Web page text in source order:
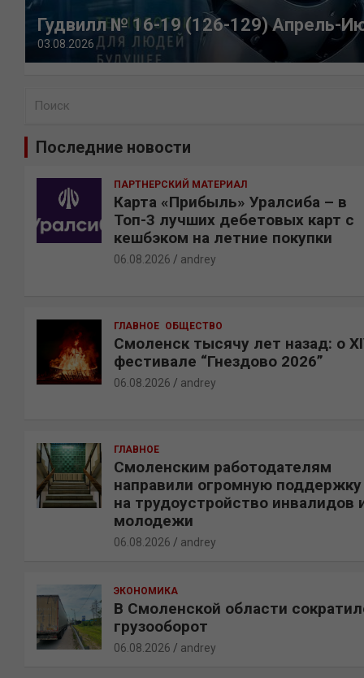
Гудвилл № 16-19 (126-129) Апрель-
03.08.2026
Последние новости
ПАРТНЕРСКИЙ МАТЕРИАЛ
Карта «Прибыль» Уралсиба – в
Топ-3 лучших дебетовых карт с
кешбэком на летние покупки
06.08.2026 andrey
ГЛАВНОЕ ОБЩЕСТВО
Смоленск тысячу лет назад: о
фестивале “Гнездово 2026”
06.08.2026 andrey
ГЛАВНОЕ
Смоленским работодателям
направили огромную поддержку
на трудоустройство инвалидов
молодежи
06.08.2026 andrey
ЭКОНОМИКА
В Смоленской области
грузооборот
06.08.2026 andrey